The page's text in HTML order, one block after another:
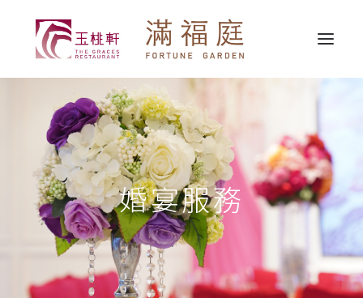
最新消息
關於我們
精選推介
婚宴服務
宴會服務
外賣送遞
婚宴服務